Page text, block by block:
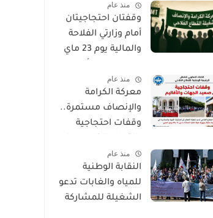
منذ عام
وقفتان احتجاجيتان
أمام وزارتي الفلاحة
والمالية يوم 23 ماي
مطالب شغيلة
القطاع الفلاحي
منذ عام
معركة الكرامة
والإنصاف مستمرة..
وقفات احتجاجية
مستوى الجهات
والأقاليم
منذ عام
النقابة الوطنية
للمياه والغابات تدعو
الشغيلة للمشاركة